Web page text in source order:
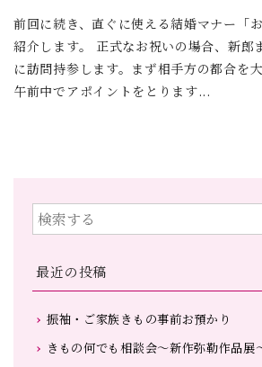
前回に続き、直ぐに使える結婚マナー「
紹介します。 正式なお祝いの場合、新郎
に訪問持参します。まず相手方の都合を
午前中でアポイントをとります...
最近の投稿
振袖・ご家族きもの事前お預かり
きもの何でも相談会～新作弥勒作品展